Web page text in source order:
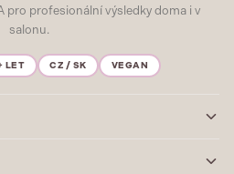
pro profesionální výsledky doma i v
salonu.
LET CZ / SK VEGAN